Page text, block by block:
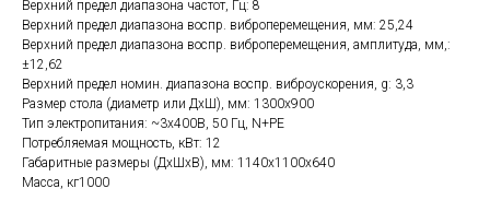
Верхний предел диапазона частот, Гц: 8
Верхний предел диапазона воспр. виброперемещения, мм: 25,24
Верхний предел диапазона воспр. виброперемещения, амплитуда, мм,:
±12,62
Верхний предел номин. диапазона воспр. виброускорения, g: 3,3
Размер стола (диаметр или ДхШ), мм: 1300x900
Тип электропитания: ~3х400В, 50 Гц, N+PE
Потребляемая мощность, кВт: 12
Габаритные размеры (ДхШхВ), мм: 1140x1100x640
Масса, кг1000